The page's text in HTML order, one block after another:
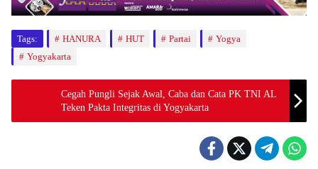
Tags: HANURA HUT Partai
Yogya
Yogyakarta
Cegah Pungli Sejak Awal, Caba dan Cata PK TNI AL
Teken Pakta Integritas di Yogyakarta